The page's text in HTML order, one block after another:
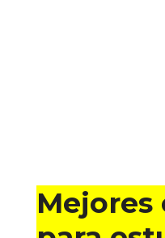
Oliba
Mejores